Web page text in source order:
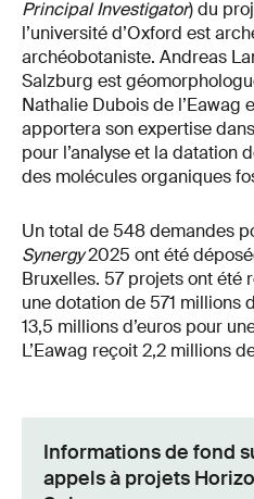
Principal Investigator) du
l’université d’Oxford est
archéobotaniste. Andreas
Salzburg est
Nathalie Dubois de l’Eawag
apportera son expertise
pour l’analyse et la datation
des molécules organiques
Un total de 548 demandes
Synergy2025 ont été
Bruxelles. 57 projets ont été
une dotation de 571 millions
13,5 millions d’euros pour
L’Eawag reçoit 2,2 millions
Informations de fond
appels à projets